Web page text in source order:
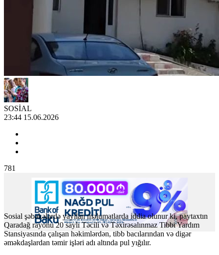
SOSİAL
23:44 15.06.2026
781
Sosial şəbəkələrdə yayılan məlumatlarda iddia olunur ki, paytaxtın
Qaradağ rayonu 20 saylı Təcili və Təxirəsalınmaz Tibbi Yardım
Stansiyasında çalışan həkimlərdən, tibb bacılarından və digər
əməkdaşlardan təmir işləri adı altında pul yığılır.